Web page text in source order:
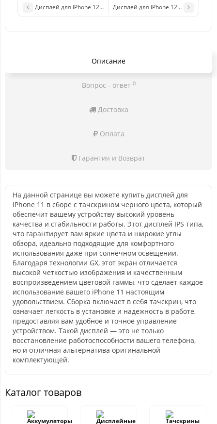
Дисплей для iPhone 12 Mini (Hard oled/GX) в сборе с
Дисплей для iPhone 12 Pro Max
Описание
Вопрос - ответ 0
Доставка
Оплата
Гарантия и Возврат
На данной странице вы можете купить дисплей для
iPhone 11 в сборе с тачскрином черного цвета, который
обеспечит вашему устройству высокий уровень
качества и стабильности работы. Этот дисплей IPS типа,
что гарантирует вам яркие цвета и широкие углы
обзора, идеально подходящие для комфортного
использования даже при солнечном освещении.
Благодаря технологии GX, этот экран отличается
высокой четкостью изображения и качественным
воспроизведением цветовой гаммы, что сделает каждое
использование вашего iPhone 11 настоящим
удовольствием. Сборка включает в себя тачскрин, что
означает легкость в установке и надежность в работе,
предоставляя вам удобное и точное управление
устройством. Такой дисплей — это не только
восстановление работоспособности вашего телефона,
но и отличная альтернатива оригинальной
комплектующей.
Каталог товаров